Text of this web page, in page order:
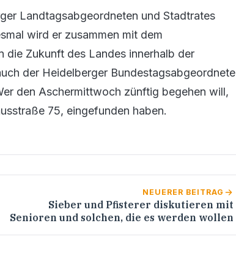
Landtagsabgeordneten und Stadtrates
wird er zusammen mit dem
die Zukunft des Landes innerhalb der
der Heidelberger Bundestagsabgeordnete
den Aschermittwoch zünftig begehen will,
75, eingefunden haben.
NEUERER BEITRAG
Sieber und Pfisterer diskutieren mit
Senioren und solchen, die es werden wollen